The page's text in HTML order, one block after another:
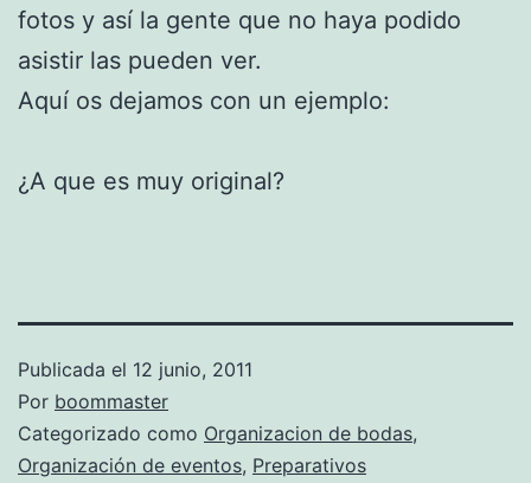
fotos y así la gente que no haya podido
asistir las pueden ver.
Aquí os dejamos con un ejemplo:
¿A que es muy original?
Publicada el 12 junio, 2011
Por boommaster
Categorizado como Organizacion de bodas,
Organización de eventos, Preparativos